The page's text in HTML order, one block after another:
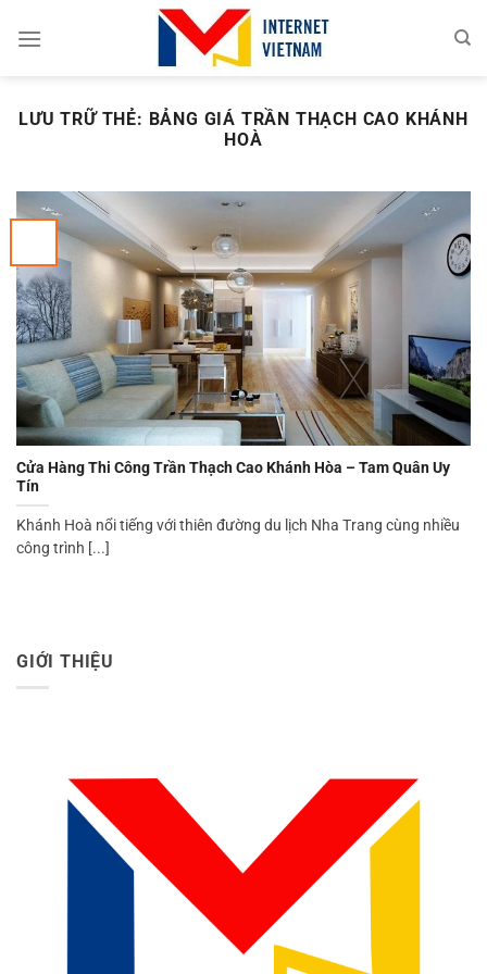
đến
LƯU TRỮ THẺ: BẢNG GIÁ TRẦN THẠCH CAO KHÁNH
HOÀ
Cửa Hàng Thi Công Trần Thạch Cao Khánh Hòa – Tam Quân Uy
Tín
Khánh Hoà nổi tiếng với thiên đường du lịch Nha Trang cùng nhiều
công trình [...]
GIỚI THIỆU